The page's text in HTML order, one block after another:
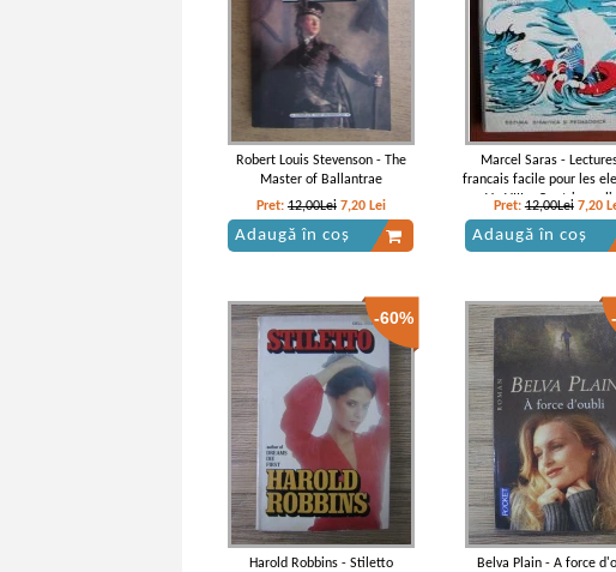
Robert Louis Stevenson - The
Master of Ballantrae
Pret: 12,00Lei 7,20 Lei
Adaugă în coș
Marcel Saras -
francais facile pour les
Ve-VIIIe. Quatrieme
Pret:12,00Lei 7,20
Adaugă în coș
-60%
Harold Robbins - Stiletto Belva Plain - A force